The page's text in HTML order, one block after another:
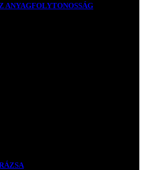
ANYAGFOLYTONOSSÁG